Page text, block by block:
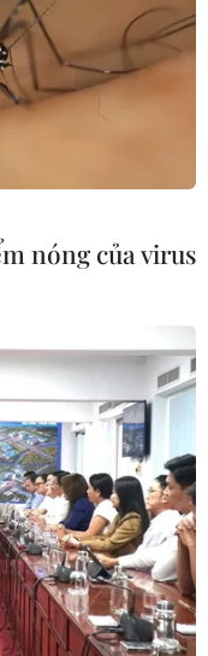
thước chuẩn)
nhiều hoạt động
phải tuân thủ
chống dịch./.
Vietnam+)
nóng của virus